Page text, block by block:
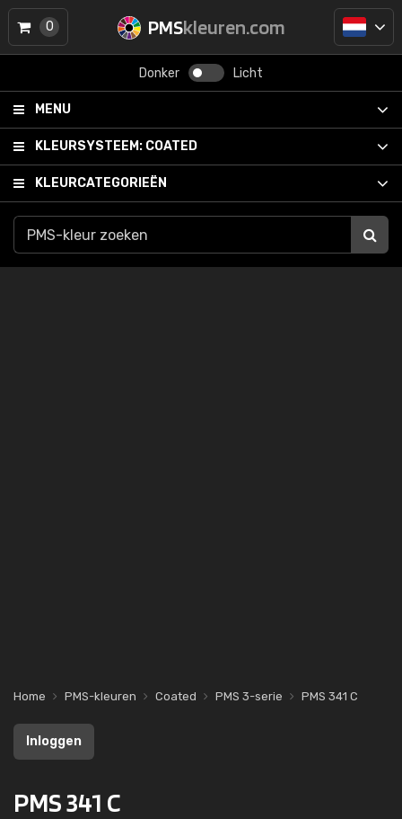
PMSkleuren.com
Donker Licht
MENU
KLEURSYSTEEM: COATED
KLEURCATEGORIEËN
0
Home PMS-kleuren Coated PMS 3-serie PMS 341 C
Inloggen
PMS 341 C